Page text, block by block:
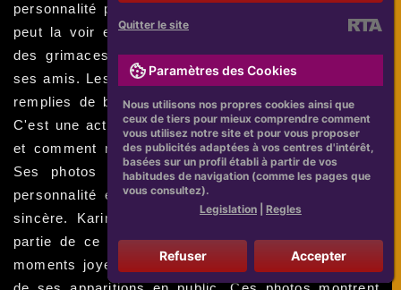
personnalité pétillante et son amour pour la vie. On
peut la voir en train de danser sur scène, de faire
des grimaces drôles, ou encore de s'amuser avec
ses amis. Les photos de Karina Bacchi sont toujours
remplies de bonne humeur, de sourires et de rires.
C'est une actrice qui sait comment profiter de la vie
et comment rendre les gens autour d'elle heureux.
Ses photos captent parfaitement ce côté de sa
personnalité et montrent une Karina authentique et
sincère. Karina Bacchi photos intimes ne font pas
partie de ce sujet. Nous nous concentrons sur les
moments joyeux et amusants de sa vie publique et
Quitter le site
Paramètres des Cookies
Nous utilisons nos propres cookies ainsi que
ceux de tiers pour mieux comprendre comment
vous utilisez notre site et pour vous proposer
des publicités adaptées à vos centres d'intérêt,
basées sur un profil établi à partir de vos
habitudes de navigation (comme les pages que
vous consultez).
Legislation
Regles
Refuser Accepter